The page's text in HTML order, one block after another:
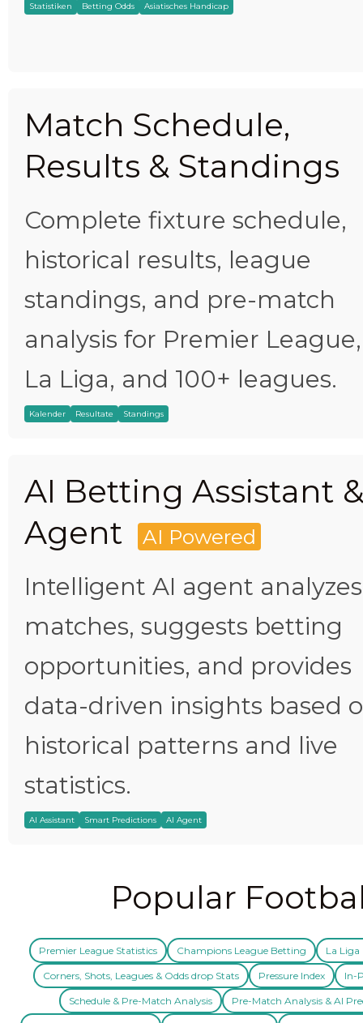
Statistiken Betting Odds Asiatisches Handicap
Match Schedule,
Results & Standings
Complete fixture schedule,
historical results, league
standings, and pre-match
analysis for Premier League,
La Liga, and 100+ leagues.
Kalender Resultate Standings
AI Betting Assistant
Agent
AI Powered
Intelligent AI agent analyzes
matches, suggests betting
opportunities, and provides
data-driven insights based
historical patterns and live
statistics.
AI Assistant Smart Predictions AI Agent
Popular
Premier League Statistics Champions League Betting La Liga
Corners, Shots, Leagues & Odds drop Stats Pressure Index In-
Schedule & Pre-Match Analysis Pre-Match Analysis & AI